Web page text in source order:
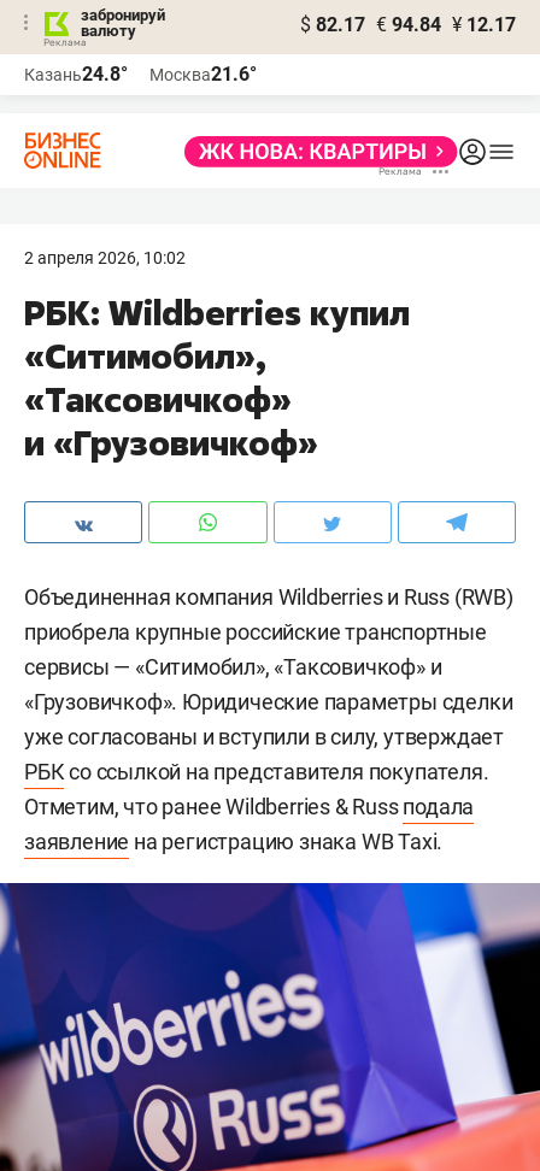
забронируй
валюту
$ 82.17 € 94.84 ¥ 12.17
Казань24.8° Москва21.6°
2 апреля 2026, 10:02
РБК: Wildberries купил
«Ситимобил»,
«Таксовичкоф»
и «Грузовичкоф»
Объединенная компания Wildberries и Russ (RWB)
приобрела крупные российские транспортные
сервисы — «Ситимобил», «Таксовичкоф» и
«Грузовичкоф». Юридические параметры сделки
уже согласованы и вступили в силу, утверждает
РБКсо ссылкой на представителя покупателя.
Отметим, что ранее Wildberries & Russподала
заявление на регистрацию знака WB Taxi.